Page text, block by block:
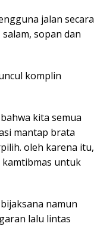
jalan secara
sopan dan
komplin
kita semua
mantap brata
oleh karena itu,
kamtibmas untuk
namun
lalu lintas